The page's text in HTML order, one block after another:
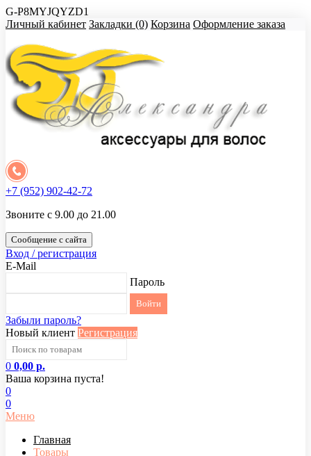
G-P8MYJQYZD1
Личный кабинет Закладки (0) Корзина Оформление заказа
+7 (952) 902-42-72
Звоните с 9.00 до 21.00
Сообщение с сайта
Вход / регистрация
E-Mail
Пароль
Забыли пароль?
Новый клиент Регистрация
0 0,00 р.
Ваша корзина пуста!
0
0
Меню
Главная
Товары